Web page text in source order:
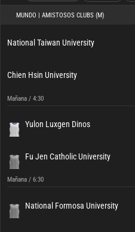
MUNDO | AMISTOSOS CLUBS (M)
National Taiwan University
Chien Hsin University
Mañana / 4:30
Yulon Luxgen Dinos
Fu Jen Catholic University
Mañana / 6:30
National Formosa University